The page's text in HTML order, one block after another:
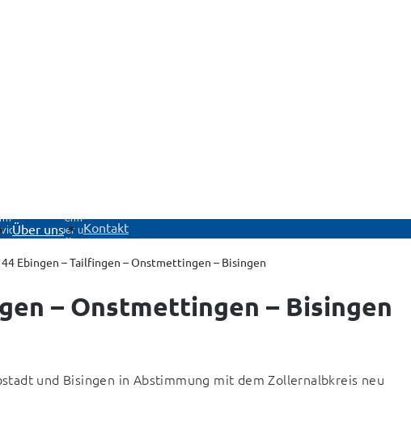
Über uns
Untermenü
Über uns
öffnen
Kontakt
Ebingen – Tailfingen – Onstmettingen – Bisingen
– Onstmettingen – Bisingen
und Bisingen in Abstimmung mit dem Zollernalbkreis neu